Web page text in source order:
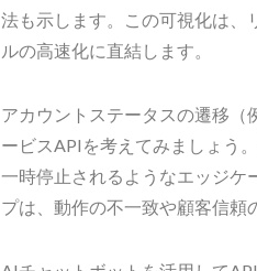
法も示します。この可視化は、
ルの高速化に直結します。
アカウントステータスの遷移（
ービスAPIを考えてみましょう
一時停止されるようなエッジケ
プは、動作の不一致や顧客信頼